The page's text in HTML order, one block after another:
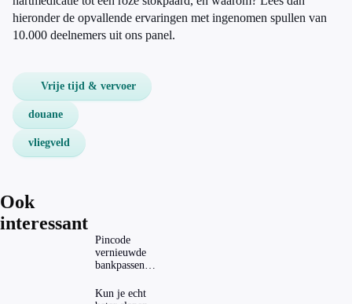
hieronder de opvallende ervaringen met ingenomen spullen van
10.000 deelnemers uit ons panel.
Vrije tijd & vervoer
douane
vliegveld
Ook
interessant
Pincode
vernieuwde
bankpassen
ING-app: is dat
Kun je echt